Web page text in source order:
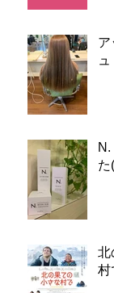
ア
ュ
た
北
村